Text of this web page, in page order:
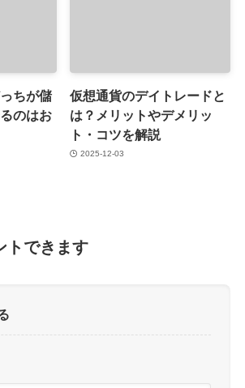
ちが儲
のはお
仮想通貨のデイトレードと
は？メリットやデメリッ
ト・コツを解説
2025-12-03
トできます